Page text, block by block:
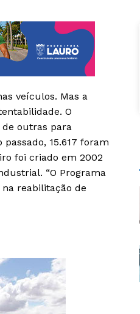
veículos. Mas a
O
outras para
15.617 foram
foi criado em 2002
“O Programa
reabilitação de